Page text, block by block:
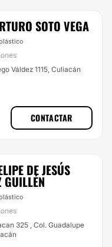
SOTO VEGA
Váldez 1115, Culiacán
CONTACTAR
DE JESÚS
GUILLÉN
325 , Col. Guadalupe